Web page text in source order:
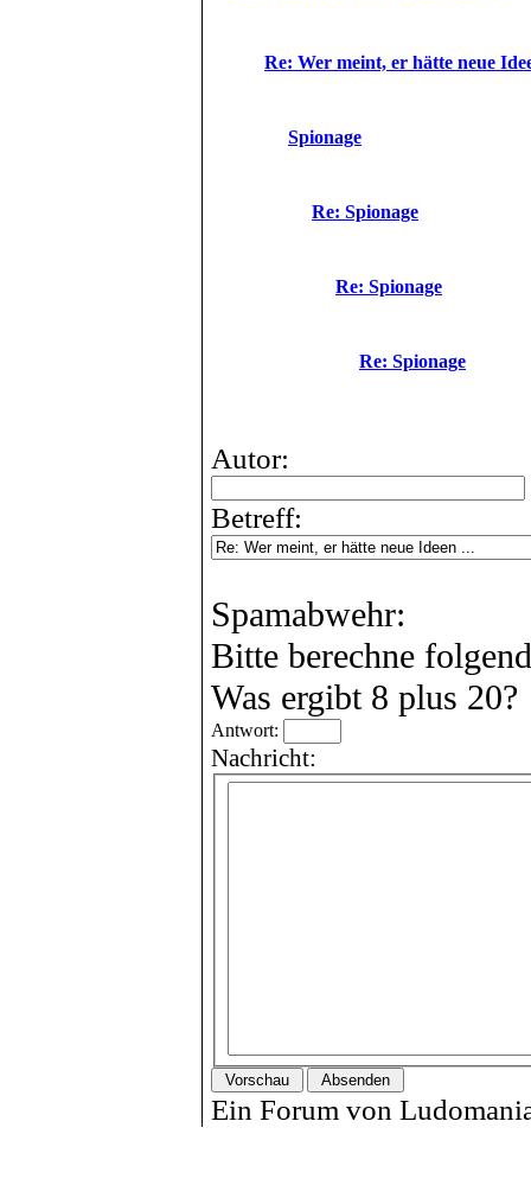
Re: Wer meint, er hätte neue
Spionage
Re: Spionage
Re: Spionage
Re: Spionage
Autor:
Betreff:
Spamabwehr:
Bitte berechne
Was ergibt 8 plus 20?
Antwort:
Nachricht:
Ein Forum von